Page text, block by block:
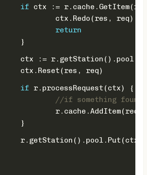
if ctx :=
		ctx.Redo(res, req)
return
	}
ctx :=
	ctx.Reset(res, req)
if r.processRequest(ctx) {
//if something found
	}
	r.getStation().pool.Put(ctx)